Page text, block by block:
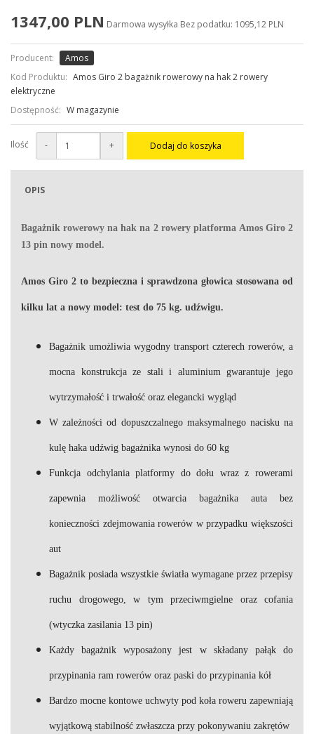
1347,00 PLN Darmowa wysyłka Bez podatku: 1095,12 PLN
Producent:
Amos
Kod Produktu: Amos Giro 2 bagażnik rowerowy na hak 2 rowery
elektryczne
Dostępność: W magazynie
Ilość - + Dodaj do koszyka
OPIS
Bagażnik rowerowy na hak na 2 rowery platforma Amos Giro 2
13 pin nowy model.
Amos Giro 2 to bezpieczna i sprawdzona głowica stosowana od
kilku lat a nowy model: test do 75 kg. udźwigu.
Bagażnik umożliwia wygodny transport czterech rowerów, a
mocna konstrukcja ze stali i aluminium gwarantuje jego
wytrzymałość i trwałość oraz elegancki wygląd
W zależności od dopuszczalnego maksymalnego nacisku na
kulę haka udźwig bagażnika wynosi do 60 kg
Funkcja odchylania platformy do dołu wraz z rowerami
zapewnia możliwość otwarcia bagażnika auta bez
konieczności zdejmowania rowerów w przypadku większości
aut
Bagażnik posiada wszystkie światła wymagane przez przepisy
ruchu drogowego, w tym przeciwmgielne oraz cofania
(wtyczka zasilania 13 pin)
Każdy bagażnik wyposażony jest w składany pałąk do
przypinania ram rowerów oraz paski do przypinania kół
Bardzo mocne kontowe uchwyty pod koła roweru zapewniają
wyjątkową stabilność zwłaszcza przy pokonywaniu zakrętów